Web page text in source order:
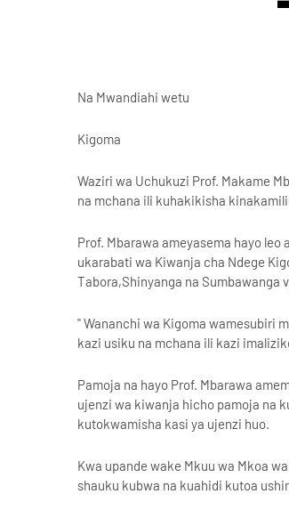
Na Mwandiahi wetu
Kigoma
Waziri wa Uchukuzi Prof. Makame
na mchana ili kuhakikisha
Prof. Mbarawa ameyasema hayo
ukarabati wa Kiwanja cha Ndege
Tabora,Shinyanga na
" Wananchi wa Kigoma wamesubiri
kazi usiku na mchana ili kazi
Pamoja na hayo Prof. Mbarawa
ujenzi wa kiwanja hicho pamoja na
kutokwamisha kasi ya ujenzi huo.
Kwa upande wake Mkuu wa Mkoa
shauku kubwa na kuahidi kutoa